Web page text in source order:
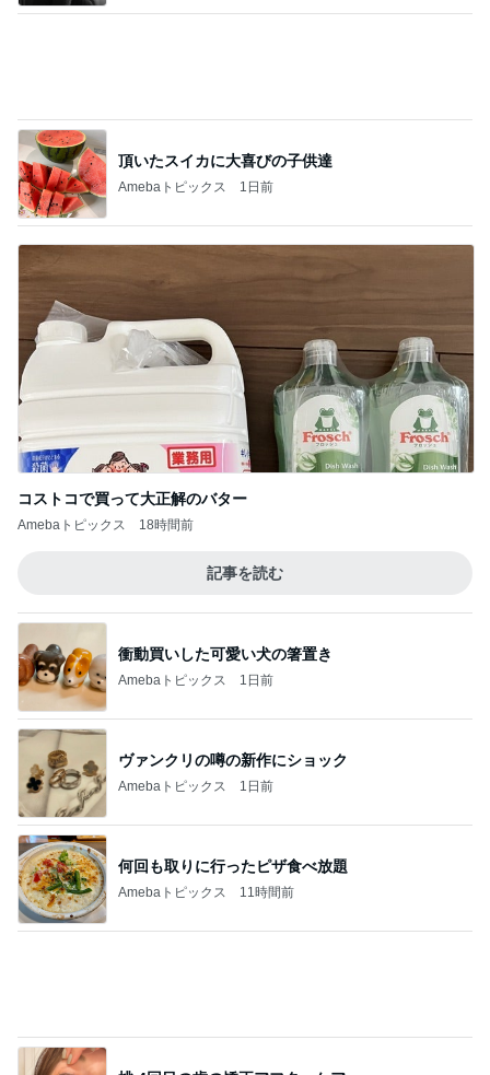
頂いたスイカに大喜びの子供達
Amebaトピックス 1日前
コストコで買って大正解のバター
Amebaトピックス 18時間前
記事を読む
衝動買いした可愛い犬の箸置き
Amebaトピックス 1日前
ヴァンクリの噂の新作にショック
Amebaトピックス 1日前
何回も取りに行ったピザ食べ放題
Amebaトピックス 11時間前